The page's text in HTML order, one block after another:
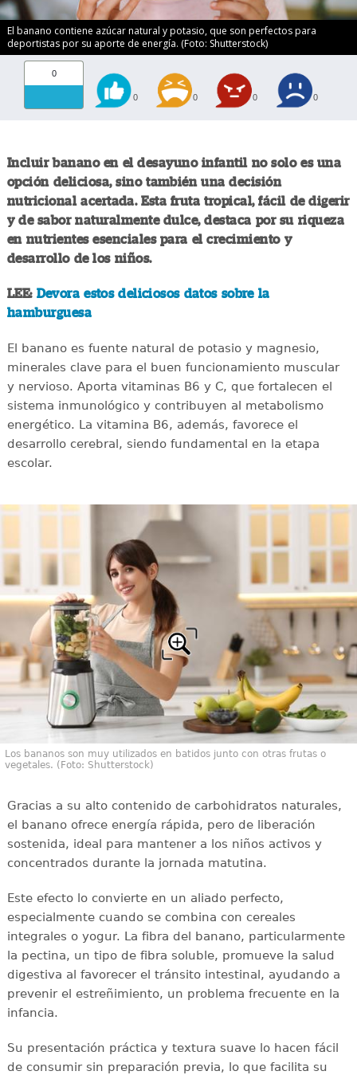
El banano contiene azúcar natural y potasio, que son perfectos para
deportistas por su aporte de energía. (Foto: Shutterstock)
0
0 0 0 0
Incluir banano en el desayuno infantil no solo es una
opción deliciosa, sino también una decisión
nutricional acertada. Esta fruta tropical, fácil de digerir
y de sabor naturalmente dulce, destaca por su riqueza
en nutrientes esenciales para el crecimiento y
desarrollo de los niños.
LEE: Devora estos deliciosos datos sobre la
hamburguesa
El banano es fuente natural de potasio y magnesio,
minerales clave para el buen funcionamiento muscular
y nervioso. Aporta vitaminas B6 y C, que fortalecen el
sistema inmunológico y contribuyen al metabolismo
energético. La vitamina B6, además, favorece el
desarrollo cerebral, siendo fundamental en la etapa
escolar.
Los bananos son muy utilizados en batidos junto con otras frutas o
vegetales. (Foto: Shutterstock)
Gracias a su alto contenido de carbohidratos naturales,
el banano ofrece energía rápida, pero de liberación
sostenida, ideal para mantener a los niños activos y
concentrados durante la jornada matutina.
Este efecto lo convierte en un aliado perfecto,
especialmente cuando se combina con cereales
integrales o yogur. La fibra del banano, particularmente
la pectina, un tipo de fibra soluble, promueve la salud
digestiva al favorecer el tránsito intestinal, ayudando a
prevenir el estreñimiento, un problema frecuente en la
infancia.
Su presentación práctica y textura suave lo hacen fácil
de consumir sin preparación previa, lo que facilita su